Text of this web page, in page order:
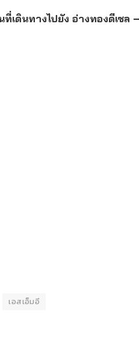
ที่เดินทางไปยัง อ่างทองดีเซล
เอสเอ็มอี